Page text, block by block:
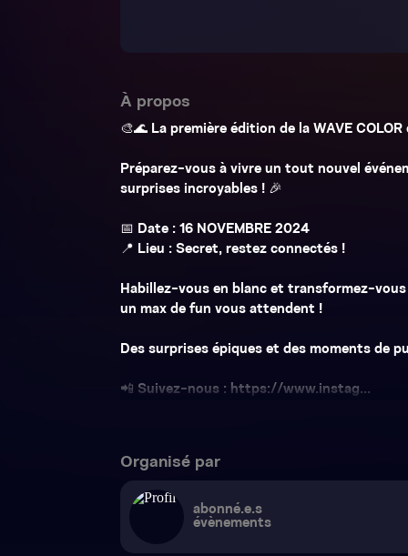
À propos
🎨🌊 La première édition de la WAVE
Préparez-vous à vivre un tout nouvel
surprises incroyables ! 🎉
📅 Date : 16 NOVEMBRE 2024
📍 Lieu : Secret, restez connectés !
Habillez-vous en blanc et transformez-
un max de fun vous attendent !
Des surprises épiques et des moments de
📲 Suivez-nous : https://www.instag...
Organisé par
abonné.e.s
évènements